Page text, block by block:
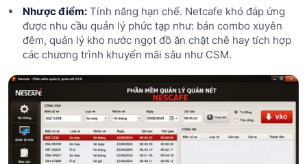
Nhược điểm:Tính năng hạn chế. Netcafe khó đáp ứng
được nhu cầu quản lý phức tạp như: bán combo xuyên
đêm, quản lý kho nước ngọt đồ ăn chặt chẽ hay tích hợp
các chương trình khuyến mãi sâu như CSM.